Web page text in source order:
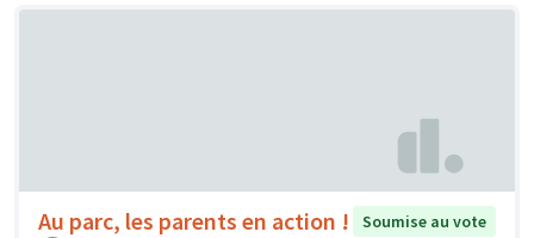
Au parc, les parents en action !
Soumise au vote